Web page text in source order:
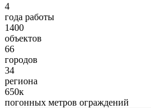
4
года работы
1400
объектов
66
городов
34
региона
650к
погонных метров ограждений